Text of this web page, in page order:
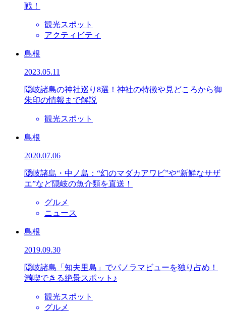
戦！
観光スポット
アクティビティ
島根
2023.05.11
隠岐諸島の神社巡り8選！神社の特徴や見どころから御
朱印の情報まで解説
観光スポット
島根
2020.07.06
隠岐諸島・中ノ島：“幻のマダカアワビ”や“新鮮なサザ
エ”など隠岐の魚介類を直送！
グルメ
ニュース
島根
2019.09.30
隠岐諸島「知夫里島」でパノラマビューを独り占め！
満喫できる絶景スポット♪
観光スポット
グルメ